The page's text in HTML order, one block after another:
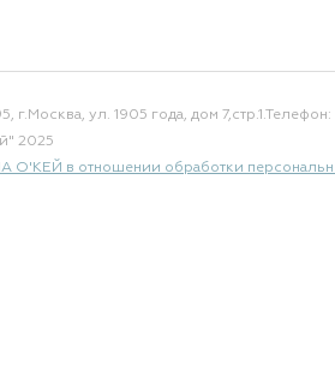
г.Москва, ул. 1905 года, дом 7,стр.1.Телефон:
2025
О'КЕЙ в отношении обработки